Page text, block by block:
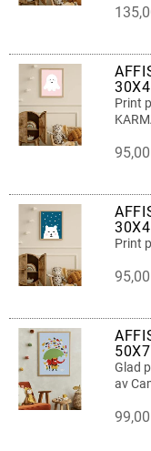
Print
95,00
Print
95,00
Glad
av
99,00